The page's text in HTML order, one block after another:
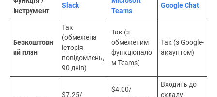
Приклад використання
: команди з продажів
використовують миттєві повідомлення, щоб
миттєво отримувати погодження цін, уникаючи
довгих листувань і втрачених можливостей.
Інструменти миттєвого обміну
повідомленнями: порівняння функцій